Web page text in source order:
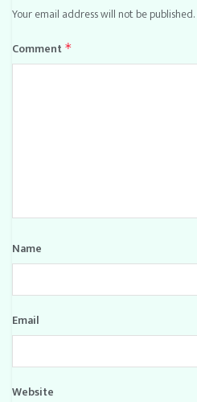
Your email address will not be published.
Comment *
Name
Email
Website